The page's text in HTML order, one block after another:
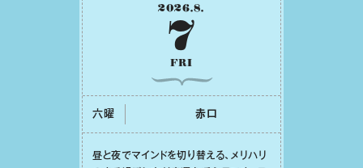
2026.8.
7
FRI
六曜 ⾚⼝
昼と夜でマインドを切り替える、メリハリ